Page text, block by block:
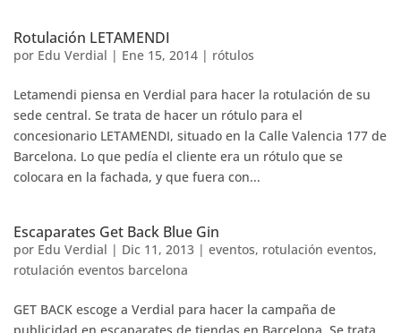
Rotulación LETAMENDI
por Edu Verdial | Ene 15, 2014 | rótulos
Letamendi piensa en Verdial para hacer la rotulación de su
sede central. Se trata de hacer un rótulo para el
concesionario LETAMENDI, situado en la Calle Valencia 177 de
Barcelona. Lo que pedía el cliente era un rótulo que se
colocara en la fachada, y que fuera con...
Escaparates Get Back Blue Gin
por Edu Verdial | Dic 11, 2013 | eventos, rotulación eventos,
rotulación eventos barcelona
GET BACK escoge a Verdial para hacer la campaña de